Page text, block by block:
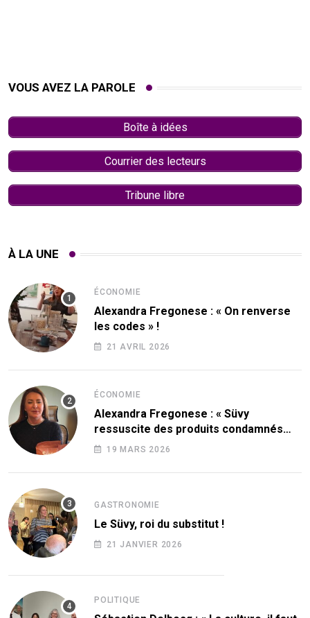
VOUS AVEZ LA PAROLE
Boîte à idées
Courrier des lecteurs
Tribune libre
À LA UNE
ÉCONOMIE
Alexandra Fregonese : « On renverse
les codes » !
21 AVRIL 2026
ÉCONOMIE
Alexandra Fregonese : « Süvy
ressuscite des produits condamnés
par le sucre ! »
19 MARS 2026
GASTRONOMIE
Le Süvy, roi du substitut !
21 JANVIER 2026
POLITIQUE